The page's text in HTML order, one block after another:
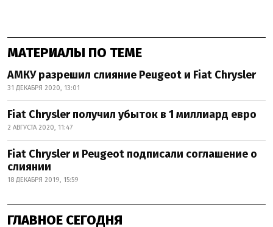
МАТЕРИАЛЫ ПО ТЕМЕ
АМКУ разрешил слияние Peugeot и Fiat Chrysler
31 ДЕКАБРЯ 2020, 13:01
Fiat Chrysler получил убыток в 1 миллиард евро
2 АВГУСТА 2020, 11:47
Fiat Chrysler и Peugeot подписали соглашение о
слиянии
18 ДЕКАБРЯ 2019, 15:59
ГЛАВНОЕ СЕГОДНЯ